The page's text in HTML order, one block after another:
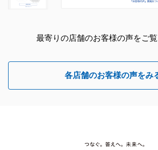
最寄りの店舗のお客様の声をご
各店舗のお客様の声をみ